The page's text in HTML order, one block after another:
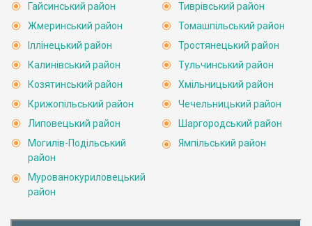
Гайсинський район
Жмеринський район
Іллінецький район
Калинівський район
Козятинський район
Крижопільський район
Липовецький район
Могилів-Подільський
район
Мурованокуриловецький
район
Тиврівський район
Томашпільський район
Тростянецький район
Тульчинський район
Хмільницький район
Чечельницький район
Шаргородський район
Ямпільський район